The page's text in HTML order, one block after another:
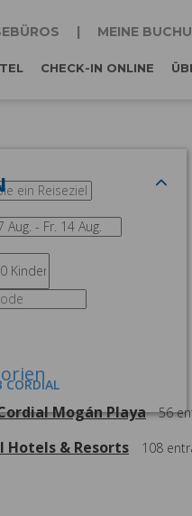
MEINE
CHECK-IN ONLINE
CORDIAL
Mogán Playa 56
Hotels & Resorts 108